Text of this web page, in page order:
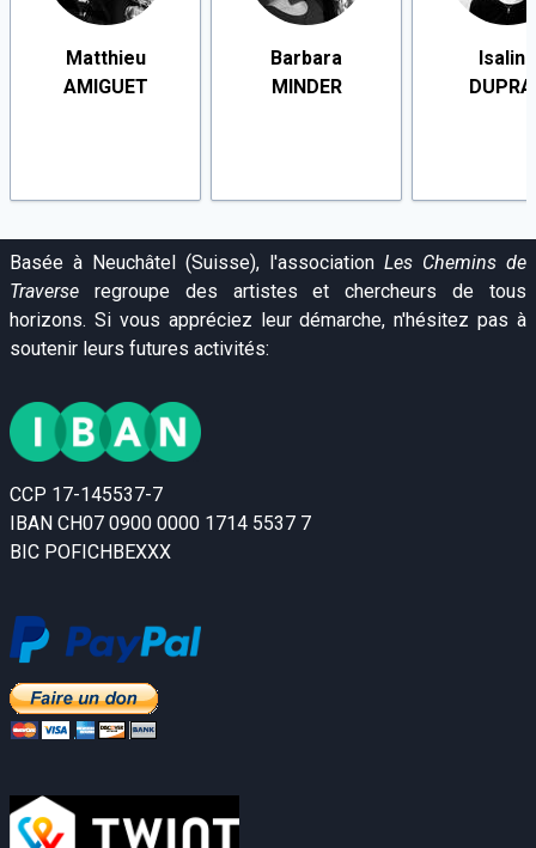
Matthieu
AMIGUET
Barbara
MINDER
Isaline
Basée à Neuchâtel (Suisse), l'association Les Chemins de
Traverse regroupe des artistes et chercheurs de tous
horizons. Si vous appréciez leur démarche, n'hésitez pas à
soutenir leurs futures activités:
CCP 17-145537-7
IBAN CH07 0900 0000 1714 5537 7
BIC POFICHBEXXX